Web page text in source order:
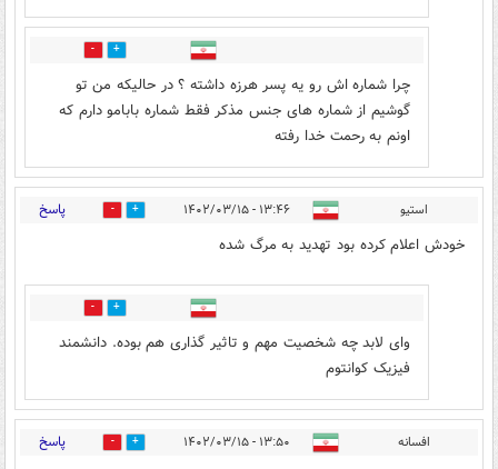
0
چرا شماره اش رو یه پسر هرزه داشته ؟ در حالیکه من تو
گوشیم از شماره های جنس مذکر فقط شماره بابامو دارم که
اونم به رحمت خدا رفته
استیو ۱۳:۴۶ - ۱۴۰۲/۰۳/۱۵ 54 پاسخ
خودش اعلام کرده بود تهدید به مرگ شده
1
وای لابد چه شخصیت مهم و تاثیر گذاری هم بوده. دانشمند
فیزیک کوانتوم
افسانه ۱۳:۵۰ - ۱۴۰۲/۰۳/۱۵ 1 پاسخ